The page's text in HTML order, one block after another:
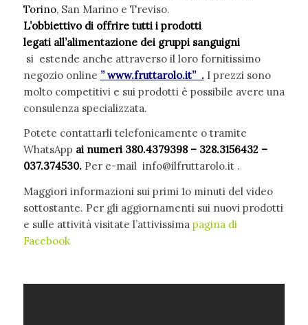
Torino, San Marino e Treviso.
L’obbiettivo di offrire tutti i prodotti
legati all’alimentazione dei gruppi sanguigni
si estende anche attraverso il loro fornitissimo
negozio online ” www.fruttarolo.it” .I prezzi sono
molto competitivi e sui prodotti è possibile avere una
consulenza specializzata.
Potete contattarli telefonicamente o tramite
WhatsApp ai numeri 380.4379398 – 328.3156432 –
037.374530.Per e-mail info@ilfruttarolo.it .
Maggiori informazioni sui primi 1o minuti del video
sottostante. Per gli aggiornamenti sui nuovi prodotti
e sulle attività visitate l’attivissima pagina di
Facebook